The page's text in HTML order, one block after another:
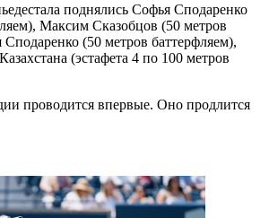
поднялись Софья Сподаренко
Максим Сказобцов (50 метров
(50 метров баттерфляем),
(эстафета 4 по 100 метров
проводится впервые. Оно продлится